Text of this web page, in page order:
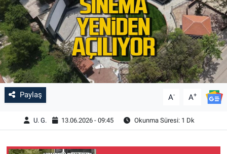
Paylaş A- A+
U. G. 13.06.2026 - 09:45 Okunma Süresi: 1 Dk